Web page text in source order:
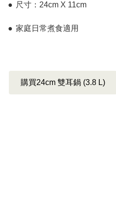
●	尺寸：24cm X 11cm
●	家庭日常煮食適用
購買24cm 雙耳鍋 (3.8 L)